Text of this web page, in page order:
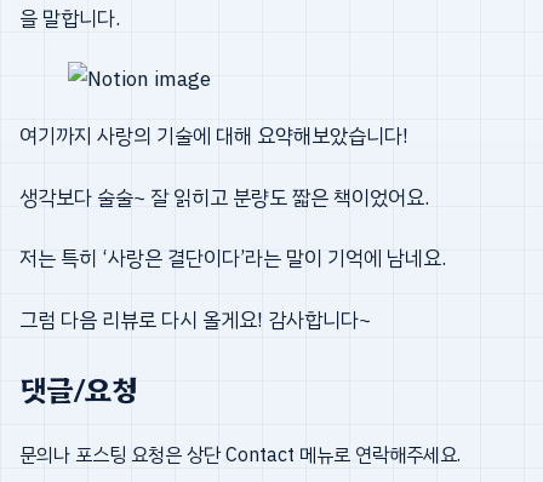
을 말합니다.
여기까지 사랑의 기술에 대해 요약해보았습니다!
생각보다 술술~ 잘 읽히고 분량도 짧은 책이었어요.
저는 특히 ‘사랑은 결단이다’라는 말이 기억에 남네요.
그럼 다음 리뷰로 다시 올게요! 감사합니다~
댓글/요청
문의나 포스팅 요청은 상단 Contact 메뉴로 연락해주세요.